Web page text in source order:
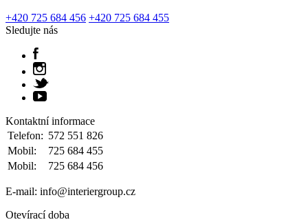
+420 725 684 456 +420 725 684 455
Sledujte nás
Kontaktní informace
Telefon: 572 551 826
Mobil:
725 684 455
Mobil:
725 684 456
E-mail: info@interiergroup.cz
Otevírací doba